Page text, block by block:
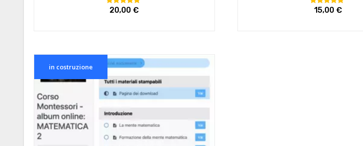
Valutato
20,00€
Valutato
15,00 €
in costruzione